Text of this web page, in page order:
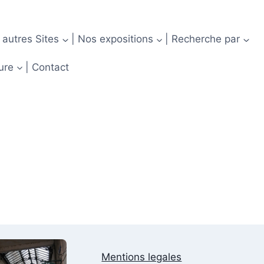
Sites | Nos expositions | Recherche par
| Contact
Mentions legales